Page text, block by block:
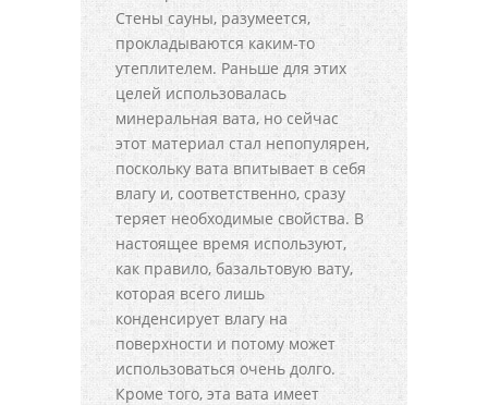
Стены сауны, разумеется,
прокладываются каким-то
утеплителем. Раньше для этих
целей использовалась
минеральная вата, но сейчас
этот материал стал непопулярен,
поскольку вата впитывает в себя
влагу и, соответственно, сразу
теряет необходимые свойства. В
настоящее время используют,
как правило, базальтовую вату,
которая всего лишь
конденсирует влагу на
поверхности и потому может
использоваться очень долго.
Кроме того, эта вата имеет